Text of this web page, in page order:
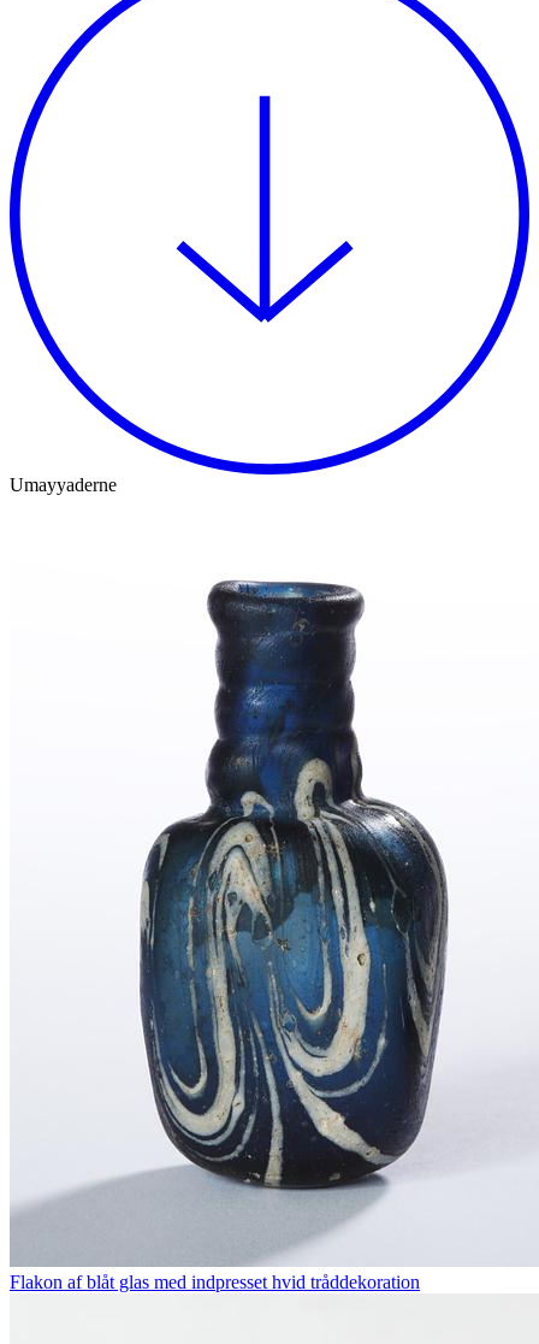
Umayyaderne
Flakon af blåt glas med indpresset hvid tråddekoration